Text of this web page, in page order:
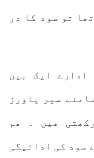
تو سود کا در
ادارے ایک بین
سپر پاورز
ھیں ۔ ھم
سود کی ادائیگی